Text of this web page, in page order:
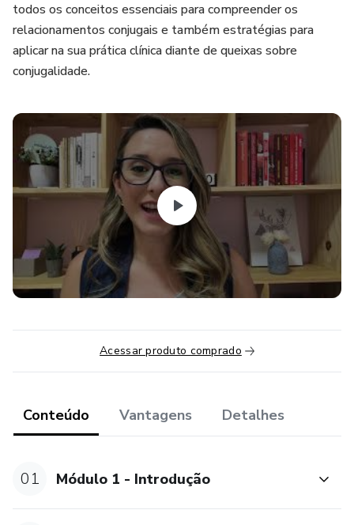
todos os conceitos essenciais para compreender os
relacionamentos conjugais e também estratégias para
aplicar na sua prática clínica diante de queixas sobre
conjugalidade.
Acessar produto comprado
Conteúdo Vantagens Detalhes
01 Módulo 1 - Introdução